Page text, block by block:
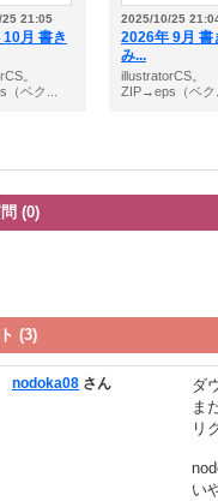
21:05
月 書き
。
ベク...
2025/10/25
2026年 9月 書
み...
illustratorCS。
ZIP→eps（ベク
(0)
(3)
nodoka08 さん
ダ
ま
リ
い